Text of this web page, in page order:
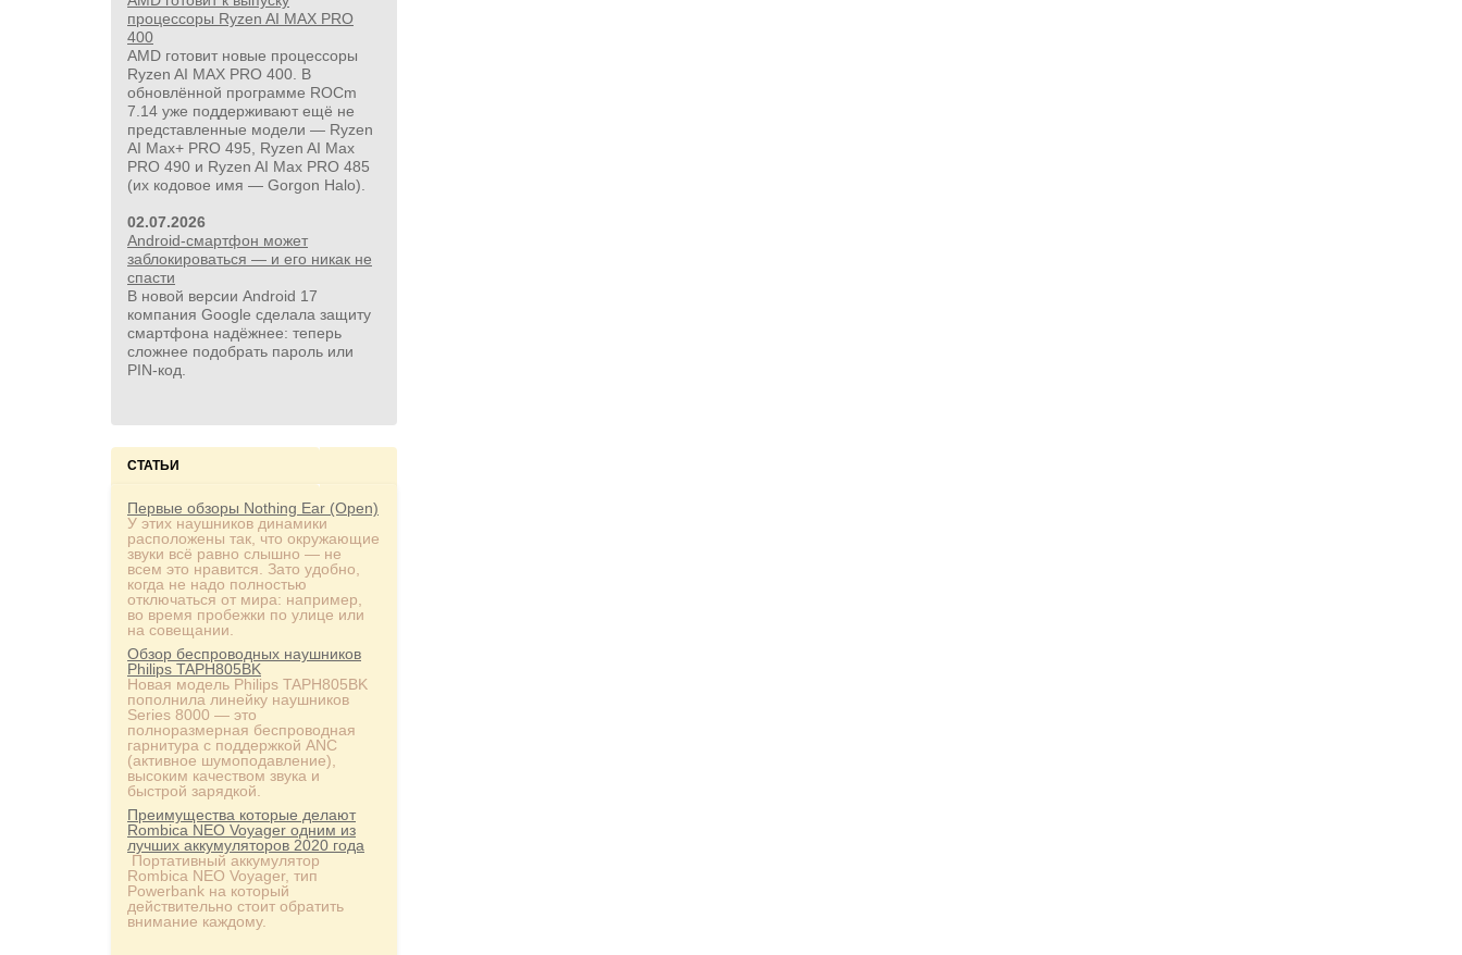
УШМ болгарка Milwaukee M18
FUEL 2888-20 125 мм, красный
процессоры Ryzen AI MAX PRO
400
AMD готовит новые процессоры
Ryzen AI MAX PRO 400. В
обновлённой программе ROCm
7.14 уже поддерживают ещё не
представленные модели — Ryzen
AI Max+ PRO 495, Ryzen AI Max
PRO 490 и Ryzen AI Max PRO 485
(их кодовое имя — Gorgon Halo).
02.07.2026
Android-смартфон может
заблокироваться — и его никак не
спасти
В новой версии Android 17
компания Google сделала защиту
смартфона надёжнее: теперь
сложнее подобрать пароль или
PIN‑код.
СТАТЬИ
Первые обзоры Nothing Ear (Open)
У этих наушников динамики
расположены так, что окружающие
звуки всё равно слышно — не
всем это нравится. Зато удобно,
когда не надо полностью
отключаться от мира: например,
во время пробежки по улице или
на совещании.
Обзор беспроводных наушников
Philips TAPH805BK
Новая модель Philips TAPH805BK
пополнила линейку наушников
Series 8000 — это
полноразмерная беспроводная
гарнитура с поддержкой ANC
(активное шумоподавление),
высоким качеством звука и
быстрой зарядкой.
Преимущества которые делают
Rombica NEO Voyager одним из
лучших аккумуляторов 2020 года
Портативный аккумулятор
Rombica NEO Voyager, тип
Powerbank на который
действительно стоит обратить
внимание каждому.